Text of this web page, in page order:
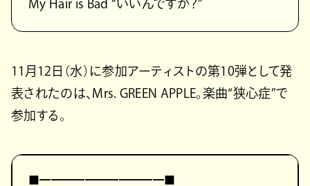
My Hair is Bad “いいんですか？”
11月12日（水）に参加アーティストの第10弾として発
表されたのは、Mrs. GREEN APPLE。楽曲“狭心症”で
参加する。
■━━━━━━━━━━━■